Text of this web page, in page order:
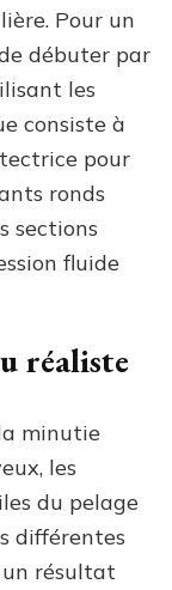
Pour un
débuter par
les
consiste à
pour
ronds
sections
fluide
réaliste
minutie
les
du pelage
différentes
un résultat